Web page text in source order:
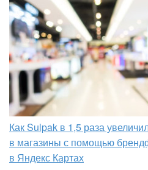
Как Sulpak в 1,5 раза
в магазины с помощью
в Яндекс Картах